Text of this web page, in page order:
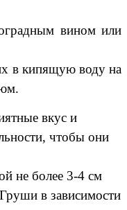
вином или
в кипящую воду на
вкус и
чтобы они
не более 3-4 см
в зависимости